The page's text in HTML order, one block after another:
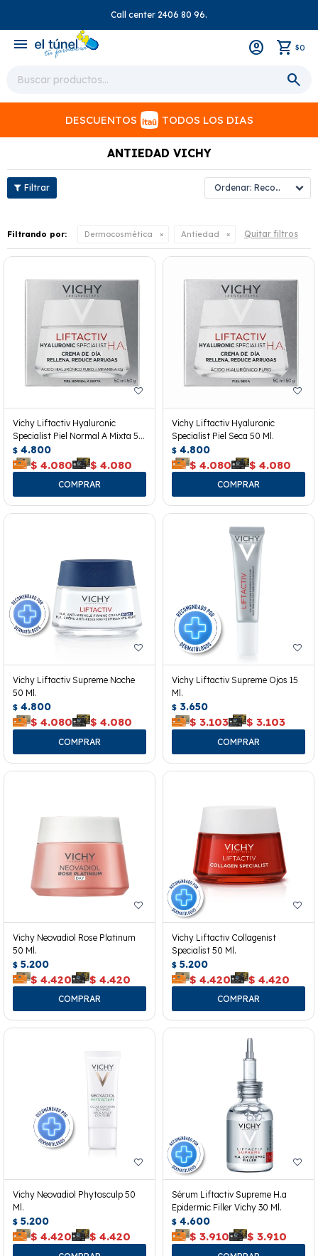
Call center 2406 80 96.
menu $0
DESCUENTOS TODOS LOS DIAS
ANTIEDAD VICHY
Recomendados
Filtrando por: Dermocosmética Antiedad Quitar filtros
Vichy Liftactiv Hyaluronic
Specialist Piel Normal A Mixta 50
Ml.
$ 4.800
$ 4.080 $ 4.080
Vichy Liftactiv Hyaluronic
Specialist Piel Seca 50 Ml.
$ 4.800
$ 4.080 $ 4.080
Vichy Liftactiv Supreme Noche
50 Ml.
$ 4.800
$ 4.080 $ 4.080
Vichy Liftactiv Supreme Ojos 15
Ml.
$ 3.650
$ 3.103 $ 3.103
Vichy Neovadiol Rose Platinum
50 Ml.
$ 5.200
$ 4.420 $ 4.420
Vichy Liftactiv Collagenist
Specialist 50 Ml.
$ 5.200
$ 4.420 $ 4.420
Vichy Neovadiol Phytosculp 50
Ml.
$ 5.200
$ 4.420 $ 4.420
Sérum Liftactiv Supreme H.a
Epidermic Filler Vichy 30 Ml.
$ 4.600
$ 3.910 $ 3.910
close